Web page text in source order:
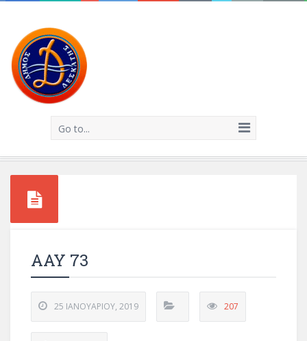
Go to...
ΑΑΥ 73
25 ΙΑΝΟΥΑΡΊΟΥ, 2019 207